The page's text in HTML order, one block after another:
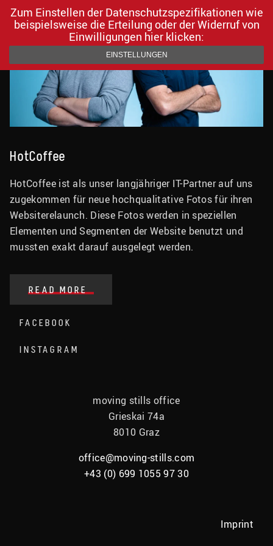
Skip to content
HotCoffee
HotCoffee ist als unser langjähriger IT-Partner auf uns
zugekommen für neue hochqualitative Fotos für ihren
Websiterelaunch. Diese Fotos werden in speziellen
Elementen und Segmenten der Website benutzt und
mussten exakt darauf ausgelegt werden.
READ MORE
FACEBOOK
INSTAGRAM
moving stills office
Grieskai 74a
8010 Graz
office@moving-stills.com
+43 (0) 699 1055 97 30
Imprint
Zum Einstellen der Datenschutzspezifikationen wie
beispielsweise die Erteilung oder der Widerruf von
Einwilligungen hier klicken:
EINSTELLUNGEN